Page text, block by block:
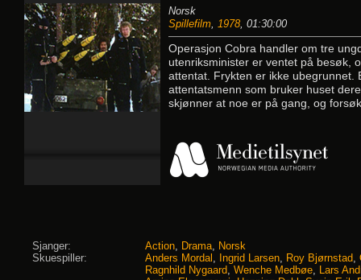
Norsk
Spillefilm, 1978, 01:30:00
Operasjon Cobra handler om tre
utenriksminister er ventet på besøk,
attentat. Frykten er ikke ubegrunnet.
attentatsmenn som bruker huset
skjønner at noe er på gang, og
Sjanger: Action, Drama, Norsk
Skuespiller:
Anders Mordal , Ingrid Larsen, Roy Bjørnstad,
Ragnhild Nygaard, Wenche Medbøe, Lars